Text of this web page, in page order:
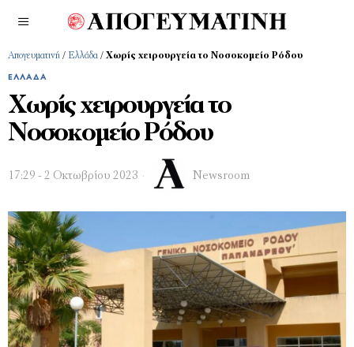
Απογευματινή / Ελλάδα / Χωρίς χειρουργεία το Νοσοκομείο Ρόδου
ΕΛΛΆΔΑ
Χωρίς χειρουργεία το
Νοσοκομείο Ρόδου
17:29 - 2 Οκτωβρίου 2023 Newsroom